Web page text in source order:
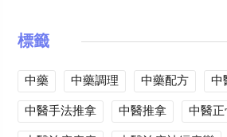
標籤
中藥 中藥調理 中藥配方
中
中醫手法推拿
中醫推拿 中醫